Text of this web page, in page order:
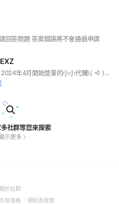
回答問題 答案錯誤將不會通過申請
NEXZ周邊/專輯/同款 2024年4月開始營業的小小代購\( ᐙ )/ **已退出社群者不開放再次加入** 入群跟團請看重要貼文✨
社群等您來探索
示更多
關於社群(Open
部落格 (Open
規則及政策(Open